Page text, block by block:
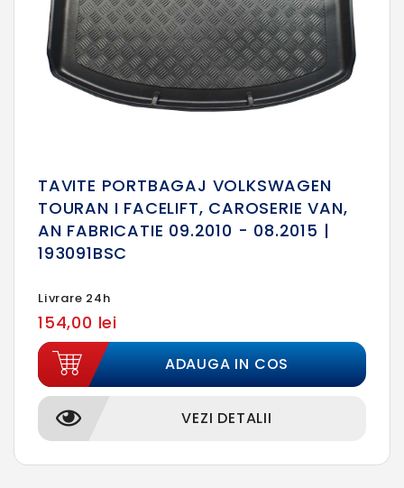
TAVITE PORTBAGAJ VOLKSWAGEN
TOURAN I FACELIFT, CAROSERIE VAN,
AN FABRICATIE 09.2010 - 08.2015 |
193091BSC
Livrare 24h
154,00 lei
ADAUGA IN COS
VEZI DETALII